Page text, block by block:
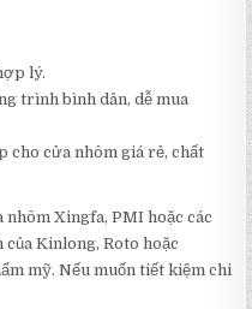
lý.
trình bình dân, dễ mua
cho cửa nhôm giá rẻ, chất
nhôm Xingfa, PMI hoặc các
của Kinlong, Roto hoặc
mỹ. Nếu muốn tiết kiệm chi